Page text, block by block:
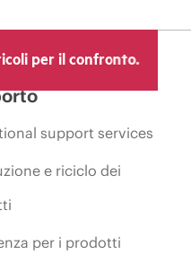
per il confronto.
support services
e riciclo dei
per i prodotti